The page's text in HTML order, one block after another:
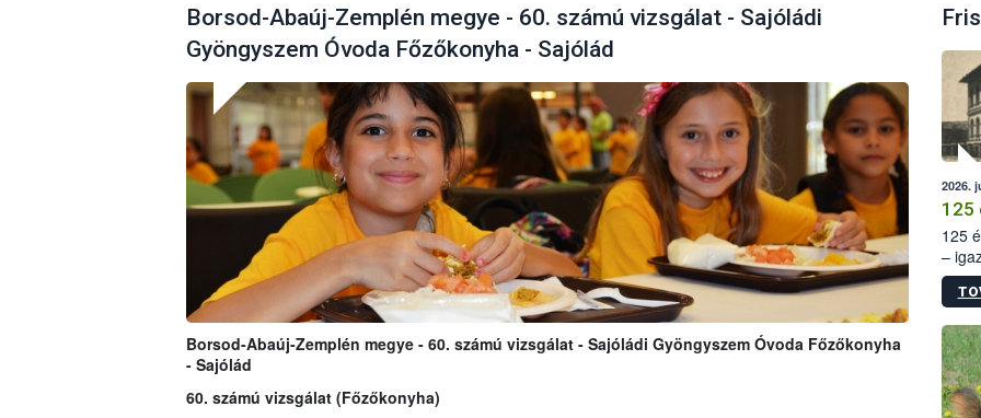
Borsod-Abaúj-Zemplén megye - 60. számú vizsgálat - Sajóládi
Gyöngyszem Óvoda Főzőkonyha - Sajólád
Borsod-Abaúj-Zemplén megye - 60. számú vizsgálat - Sajóládi Gyöngyszem Óvoda Főzőkonyha
- Sajólád
60. számú vizsgálat (Főzőkonyha)
2026.
125
125
–
15.